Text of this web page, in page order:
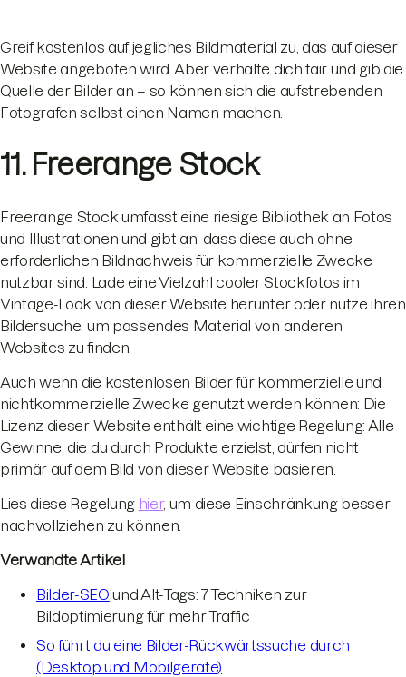
Greif kostenlos auf jegliches Bildmaterial zu, das auf dieser
Website angeboten wird. Aber verhalte dich fair und gib die
Quelle der Bilder an – so können sich die aufstrebenden
Fotografen selbst einen Namen machen.
11. Freerange Stock
Freerange Stock umfasst eine riesige Bibliothek an Fotos
und Illustrationen und gibt an, dass diese auch ohne
erforderlichen Bildnachweis für kommerzielle Zwecke
nutzbar sind. Lade eine Vielzahl cooler Stockfotos im
Vintage-Look von dieser Website herunter oder nutze ihren
Bildersuche, um passendes Material von anderen
Websites zu finden.
Auch wenn die kostenlosen Bilder für kommerzielle und
nichtkommerzielle Zwecke genutzt werden können: Die
Lizenz dieser Website enthält eine wichtige Regelung: Alle
Gewinne, die du durch Produkte erzielst, dürfen nicht
primär auf dem Bild von dieser Website basieren.
Lies diese Regelung hier, um diese Einschränkung besser
nachvollziehen zu können.
Verwandte Artikel
Bilder-SEO und Alt-Tags: 7 Techniken zur
Bildoptimierung für mehr Traffic
So führt du eine Bilder-Rückwärtssuche durch
(Desktop und Mobilgeräte)